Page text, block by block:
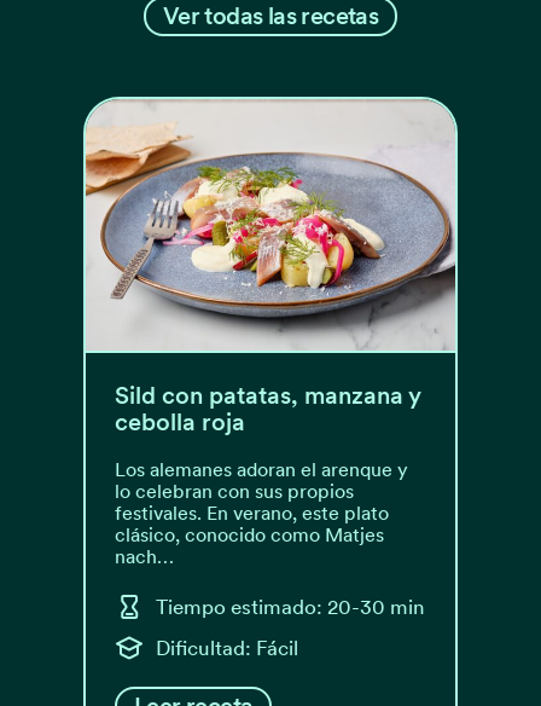
Ver todas las recetas
Sild con patatas, manzana y
cebolla roja
Los alemanes adoran el arenque y
lo celebran con sus propios
festivales. En verano, este plato
clásico, conocido como Matjes
nach…
Tiempo estimado: 20-30 min
Dificultad: Fácil